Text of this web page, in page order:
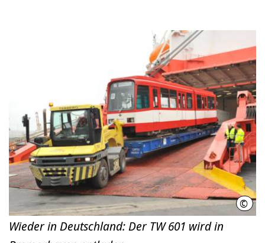
©
Wieder in Deutschland: Der TW 601 wird in